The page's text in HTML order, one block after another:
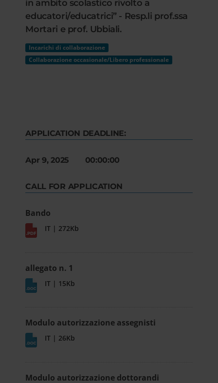
in ambito scolastico rivolto a
educatori/educatrici” - Resp.li prof.ssa
Mortari e prof. Ubbiali.
Incarichi di collaborazione
Collaborazione occasionale/Libero professionale
APPLICATION DEADLINE:
Apr 9, 2025 00:00:00
CALL FOR APPLICATION
Bando
IT | 272Kb
allegato n. 1
IT | 15Kb
Modulo autorizzazione assegnisti
IT | 26Kb
Modulo autorizzazione dottorandi